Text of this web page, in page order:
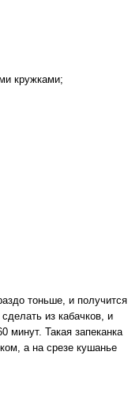
кружками;
тоньше, и получится
из кабачков, и
минут. Такая запеканка
а на срезе кушанье